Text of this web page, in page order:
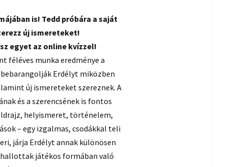
is! Tedd próbára a saját
új ismereteket!
egyet az online kvízzel!
féléves munka eredménye a
Erdélyt miközben
új ismereteket szereznek. A
és a szerencsének is fontos
helyismeret, történelem,
– egy izgalmas, csodákkal teli
járja Erdélyt annak különösen
játékos formában való